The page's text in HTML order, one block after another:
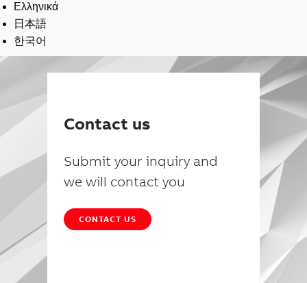
Ελληνικά
日本語
한국어
Contact us
Submit your inquiry and
we will contact you
CONTACT US